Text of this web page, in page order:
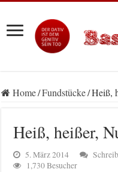
Home/Fundstücke/Heiß,
Heiß, heißer,
5. März 2014
1,730 Besucher